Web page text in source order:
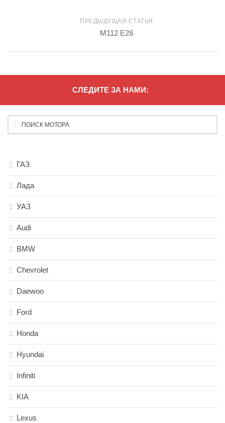
ПРЕДЫДУЩАЯ СТАТЬЯ
M112 E28
СЛЕДИТЕ ЗА НАМИ:
ГАЗ
Лада
УАЗ
Audi
BMW
Chevrolet
Daewoo
Ford
Honda
Hyundai
Infiniti
KIA
Lexus